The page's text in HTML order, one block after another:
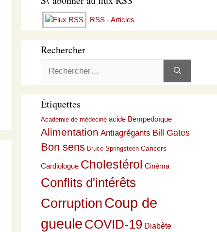
RSS - Articles
Rechercher
Étiquettes
Académie de médecine acide Bempedoïque
Alimentation Antiagrégants Bill Gates
Bon sens Bruce Springsteen Cancers
Cardiologue Cholestérol Cinéma
Conflits d'intérêts
CorruptionCoup de
gueule COVID-19 Diabète